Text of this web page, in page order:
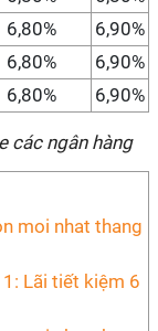
6,80%
6,90%
6,80%
6,90%
6,80% 6,90%
các ngân hàng
Lãi tiết kiệm 6